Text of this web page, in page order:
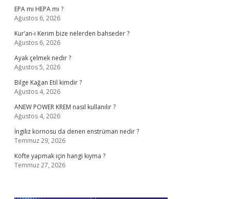
EPA mı HEPA mı ?
Ağustos 6, 2026
Kur’an-ı Kerim bize nelerden bahseder ?
Ağustos 6, 2026
Ayak çelmek nedir ?
Ağustos 5, 2026
Bilge Kağan Etil kimdir ?
Ağustos 4, 2026
ANEW POWER KREM nasıl kullanılır ?
Ağustos 4, 2026
İngiliz kornosu da denen enstrüman nedir ?
Temmuz 29, 2026
Köfte yapmak için hangi kıyma ?
Temmuz 27, 2026